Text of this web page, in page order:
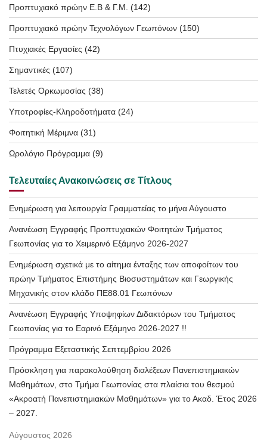
Προπτυχιακό πρώην Ε.Β & Γ.Μ. (142)
Προπτυχιακό πρώην Τεχνολόγων Γεωπόνων (150)
Πτυχιακές Εργασίες (42)
Σημαντικές (107)
Τελετές Ορκωμοσίας (38)
Υποτροφίες-Κληροδοτήματα (24)
Φοιτητική Μέριμνα (31)
Ωρολόγιο Πρόγραμμα (9)
Τελευταίες Ανακοινώσεις σε Τίτλους
Ενημέρωση για λειτουργία Γραμματείας το μήνα Αύγουστο
Ανανέωση Εγγραφής Προπτυχιακών Φοιτητών Τμήματος
Γεωπονίας για το Χειμερινό Εξάμηνο 2026-2027
Ενημέρωση σχετικά με το αίτημα ένταξης των αποφοίτων του
πρώην Τμήματος Επιστήμης Βιοσυστημάτων και Γεωργικής
Μηχανικής στον κλάδο ΠΕ88.01 Γεωπόνων
Ανανέωση Εγγραφής Υποψηφίων Διδακτόρων του Τμήματος
Γεωπονίας για το Εαρινό Εξάμηνο 2026-2027 !!
Πρόγραμμα Εξεταστικής Σεπτεμβρίου 2026
Πρόσκληση για παρακολούθηση διαλέξεων Πανεπιστημιακών
Μαθημάτων, στο Τμήμα Γεωπονίας στα πλαίσια του θεσμού
«Ακροατή Πανεπιστημιακών Μαθημάτων» για το Ακαδ. Έτος 2026
– 2027.
Αύγουστος 2026